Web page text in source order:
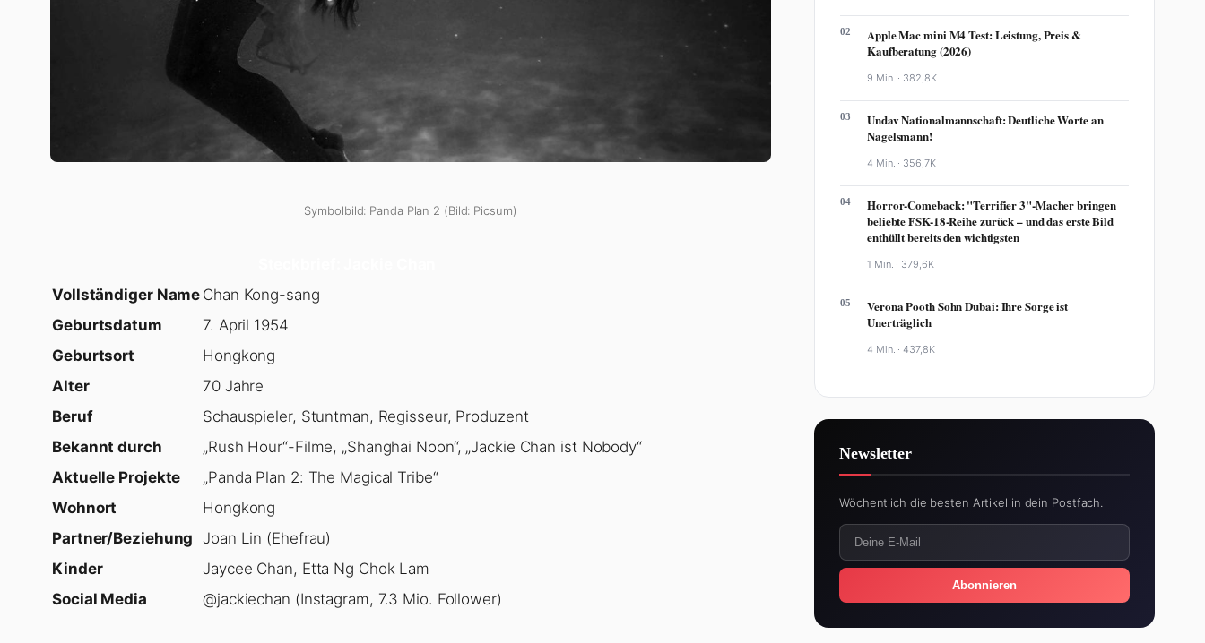
Symbolbild: Panda Plan 2 (Bild: Picsum)
Vollständiger Name Chan Kong-sang
Geburtsdatum
7. April 1954
Geburtsort
Hongkong
Alter
70 Jahre
Beruf
Schauspieler, Stuntman, Regisseur, Produzent
Bekannt durch
„Rush Hour“-Filme, „Shanghai Noon“, „Jackie Chan ist Nobody“
Aktuelle Projekte
„Panda Plan 2: The Magical Tribe“
Wohnort
Hongkong
Partner/Beziehung Joan Lin (Ehefrau)
Kinder
Jaycee Chan, Etta Ng Chok Lam
Social Media
@jackiechan (Instagram, 7.3 Mio. Follower)
02
Apple Mac mini M4 Test: Leistung, Preis &
Kaufberatung (2026)
9 Min. · 382,8K
03
Undav Nationalmannschaft: Deutliche Worte an
Nagelsmann!
4 Min. · 356,7K
04
Horror-Comeback: "Terrifier 3"-Macher bringen
beliebte FSK-18-Reihe zurück – und das erste Bild
enthüllt bereits den wichtigsten
1 Min. · 379,6K
05
Verona Pooth Sohn Dubai: Ihre Sorge ist
Unerträglich
4 Min. ·437,8K
Newsletter
Wöchentlich die besten Artikel in dein Postfach.
Abonnieren